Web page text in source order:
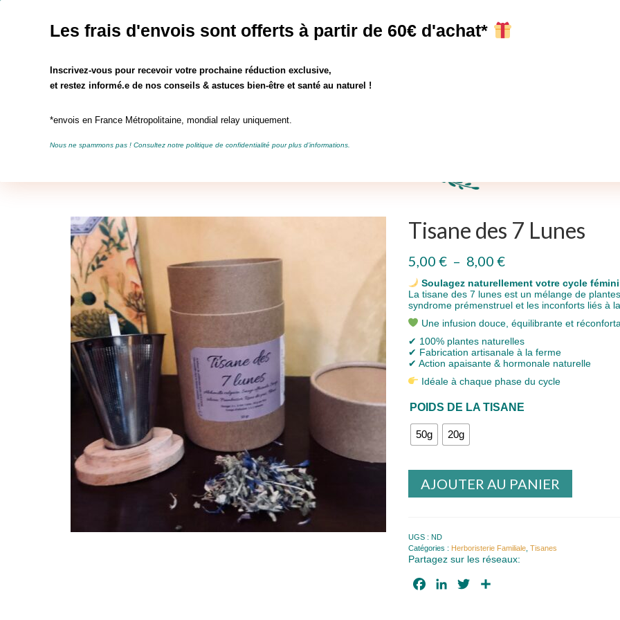
Boutique
Rechercher :
Tisane des 7 Lunes
5,00 € – 8,00 €Plage
de
prix :
5,00 €
à
8,00 €
Soulagez naturellement votre cycle
La tisane des 7 lunes est un mélange de
syndrome prémenstruel et les inconforts liés à
Une infusion douce, équilibrante et
✔ 100% plantes naturelles
✔ Fabrication artisanale à la ferme
✔ Action apaisante & hormonale naturelle
Idéale à chaque phase du cycle
POIDS DE LA TISANE
50g 20g
AJOUTER AU PANIER
UGS : ND
Catégories : Herboristerie Familiale, Tisanes
Partagez sur les réseaux:
FacebookLinkedIn
Twitter
Les frais d'envois sont offerts à partir de 60€ d'achat*
Inscrivez-vous pour recevoir votre prochaine réduction exclusive,
et restez informé.e de nos conseils & astuces bien-être et santé au naturel !
*envois en France Métropolitaine, mondial relay uniquement.
Nous ne spammons pas ! Consultez notre politique de confidentialité pour plus d’informations.